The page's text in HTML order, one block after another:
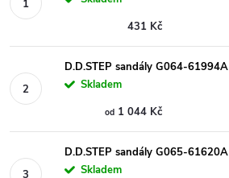
431 Kč
D.D.STEP sandály G064-61994A
Skladem
od 1 044 Kč
D.D.STEP sandály G065-61620A
Skladem